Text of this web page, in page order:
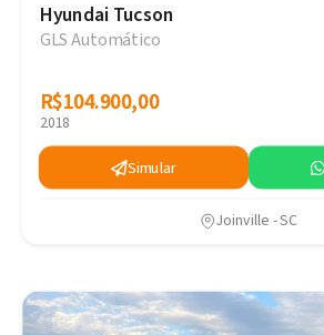
Hyundai Tucson
GLS Automático
R$104.900,00
R$104.900,00
2018
Simular
Joinville - SC